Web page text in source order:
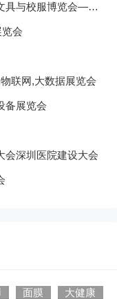
服博览会—成渝双城展
会
联网,大数据展览会
备展览会
会深圳医院建设大会
面膜 大健康